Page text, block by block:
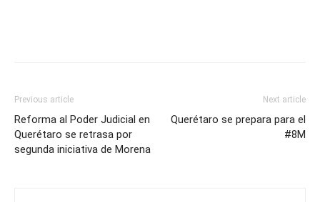
Previous article
Reforma al Poder Judicial en
Querétaro se retrasa por
segunda iniciativa de Morena
Next article
Querétaro se prepara para el
#8M